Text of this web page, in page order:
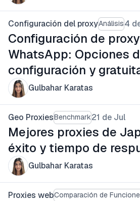
Configuración del proxyAnálisis4
Configuración de
WhatsApp: Opciones
configuración y
Gulbahar Karatas
Geo ProxiesBenchmark21 de Jul
Mejores proxies de
éxito y tiempo de
Gulbahar Karatas
Proxies webComparación de